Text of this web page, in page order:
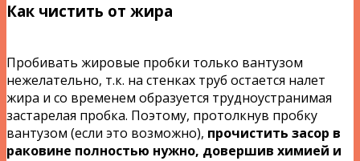
Как чистить от жира
Пробивать жировые пробки только вантузом
нежелательно, т.к. на стенках труб остается налет
жира и со временем образуется трудноустранимая
застарелая пробка. Поэтому, протолкнув пробку
вантузом (если это возможно), прочистить засор в
раковине полностью нужно, довершив химией и